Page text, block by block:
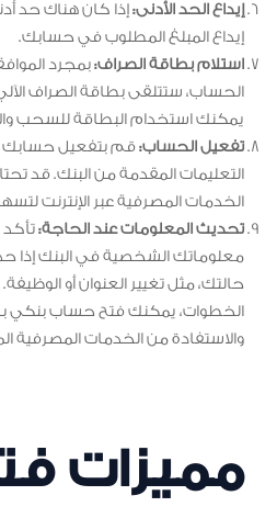
إيداع الحد الأدنى:إذا كان هناك حد
إيداع المبلغ المطلوب في حسابك.
استلام بطاقة الصراف:بمجرد
الحساب، ستتلقى بطاقة الصراف
يمكنك استخدام البطاقة للسحب
تفعيل الحساب:قم بتفعيل حسابك
التعليمات المقدمة من البنك. قد
الخدمات المصرفية عبر الإنترنت
تحديث المعلومات عند الحاجة:
معلوماتك الشخصية في البنك إذا
حالتك، مثل تغيير العنوان أو الوظيفة.
الخطوات، يمكنك فتح حساب بنكي
والاستفادة من الخدمات المصرفية
مميزات